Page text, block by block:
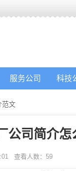
服务公司 科技
范文
公司简介
查看人数： 59